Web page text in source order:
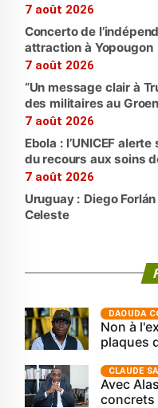
7 août 2026
Concerto de
attraction à Yopougon
7 août 2026
“Un message clair à
des militaires au
7 août 2026
Ebola : l’UNICEF
du recours aux soins
7 août 2026
Uruguay : Diego
Celeste
‎DAOUDA
Non à
plaques
CLAUDE
Avec
concrets